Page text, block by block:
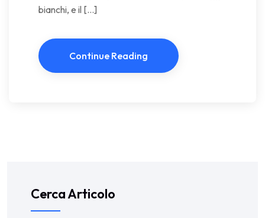
bianchi, e il […]
Continue Reading
Cerca Articolo